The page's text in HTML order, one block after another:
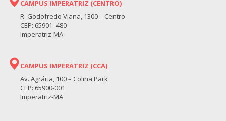
CAMPUS IMPERATRIZ (CENTRO)
R. Godofredo Viana, 1300 – Centro
CEP: 65901- 480
Imperatriz-MA
CAMPUS IMPERATRIZ (CCA)
Av. Agrária, 100 – Colina Park
CEP: 65900-001
Imperatriz-MA